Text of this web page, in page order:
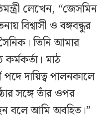
লেখেন, “জেসমিন
বিশ্বাসী ও বঙ্গবন্ধুর
তিনি আমার
কর্মকর্তা। মাঠ
পদে দায়িত্ব পালনকালে
সঙ্গে তাঁর ওপর
বলে আমি অবহিত।”